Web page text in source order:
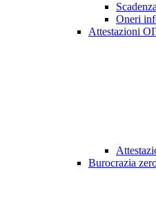
Oneri
Attestazioni
Burocrazia